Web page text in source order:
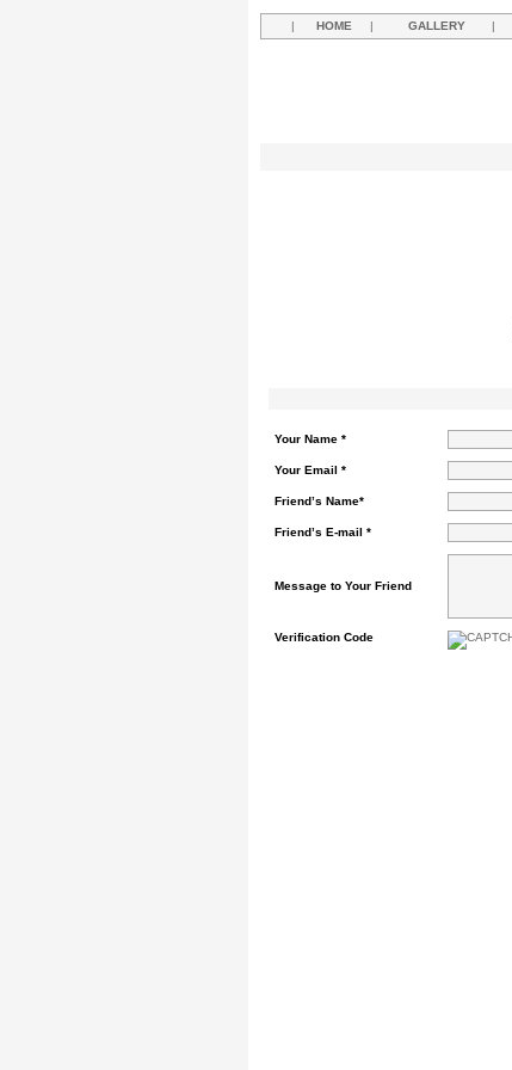
| HOME | GALLERY |
Your Name *
Your Email *
Friend’s Name*
Friend’s E-mail *
Message to Your Friend
Verification Code